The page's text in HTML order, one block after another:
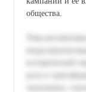
общества.